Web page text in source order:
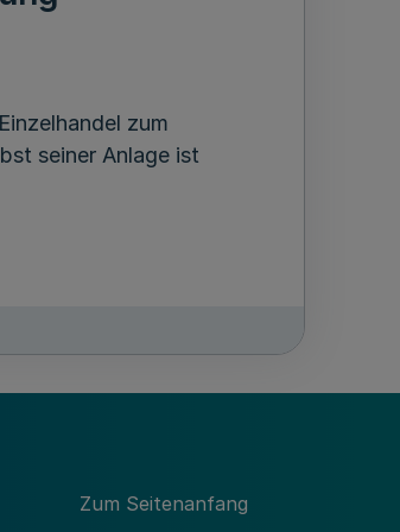
zum
seiner Anlage ist
Zum Seitenanfang